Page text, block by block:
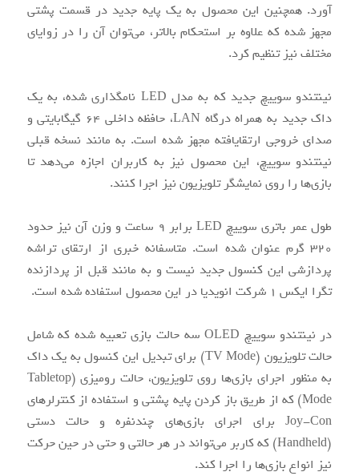
آورد. همچنین این محصول به یک پایه جدید در قسمت پشتی
مجهز شده که علاوه بر استحکام بالاتر، ‌می‌توان آن را در زوایای
مختلف نیز تنظیم کرد.
نینتندو سوییچ جدید که به مدل LED نامگذاری شده، به یک
داک جدید به همراه درگاه LAN، حافظه داخلی 64 گیگابایتی و
صدای خروجی ارتقایافته مجهز شده است. به مانند نسخه قبلی
نینتندو سوییچ، این محصول نیز به کاربران اجازه ‌می‌دهد تا
بازی‌‌ها را روی نمایشگر تلویزیون نیز اجرا کنند.
طول عمر باتری سوییچ LED برابر 9 ساعت و وزن آن نیز حدود
320 گرم عنوان شده است. متاسفانه خبری از ارتقای تراشه
پردازشی این کنسول جدید نیست و به مانند قبل از پردازنده
تگرا ایکس 1 شرکت انویدیا در این محصول استفاده شده است.
در نینتندو سوییچ OLED سه حالت بازی تعبیه شده که شامل
حالت تلویزیون (TV Mode) برای تبدیل این کنسول به یک داک
به منظور اجرای بازی‌‌ها روی تلویزیون، حالت رومیزی (Tabletop
Mode) که از طریق باز کردن پایه پشتی و استفاده از کنترلرهای
Joy-Con برای اجرای بازی‌‌های چندنفره و حالت دستی
(Handheld) که کاربر ‌می‌تواند در هر حالتی و حتی در حین حرکت
نیز انواع بازی‌‌ها را اجرا کند.